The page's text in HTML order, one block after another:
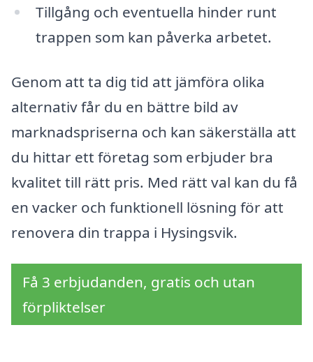
Tillgång och eventuella hinder runt
trappen som kan påverka arbetet.
Genom att ta dig tid att jämföra olika
alternativ får du en bättre bild av
marknadspriserna och kan säkerställa att
du hittar ett företag som erbjuder bra
kvalitet till rätt pris. Med rätt val kan du få
en vacker och funktionell lösning för att
renovera din trappa i Hysingsvik.
Få 3 erbjudanden, gratis och utan
förpliktelser